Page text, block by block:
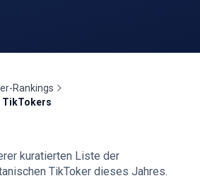
DE
Rankings
TikTokers
kuratierten Liste der
TikToker dieses Jahres.